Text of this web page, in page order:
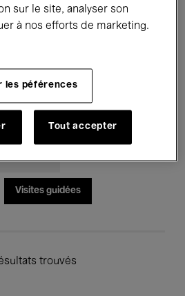
Films Performances
Global Music
Palace
Visites guidées
trouvés
sur le site, analyser son
à nos efforts de marketing.
les péférences
Tout accepter